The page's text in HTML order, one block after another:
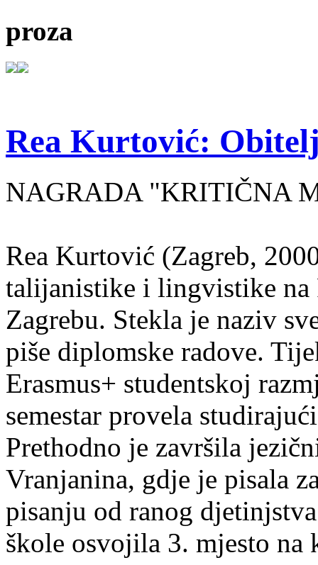
proza
Rea Kurtović:
NAGRADA "KRITIČNA
Rea Kurtović (Zagreb,
talijanistike i lingvistike
Zagrebu. Stekla je naziv
piše diplomske radove.
Erasmus+ studentskoj
semestar provela
Prethodno je završila
Vranjanina, gdje je pisala
pisanju od ranog
škole osvojila 3. mjesto na